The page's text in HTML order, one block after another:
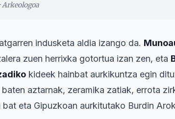
Arkeologoa
indusketa aldia izango da.
zuen herrixka gotortua izan zen, eta
kideek hainbat aurkikuntza egin
aztarnak, zeramika zatiak, errota
eta Gipuzkoan aurkitutako Burdin